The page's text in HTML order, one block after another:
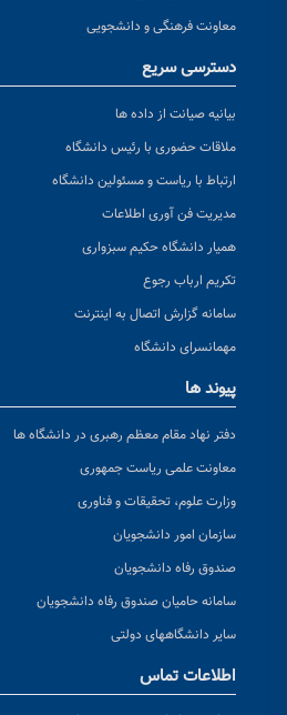
معاونت فرهنگی و دانشجویی
دسترسی سریع
بیانیه صیانت از داده ها
ملاقات حضوری با رئیس دانشگاه
ارتباط با ریاست و مسئولین دانشگاه
مدیریت فن آوری اطلاعات
همیار دانشگاه حکیم سبزواری
تکریم ارباب رجوع
سامانه گزارش اتصال به اینترنت
مهمانسرای دانشگاه
پیوند ها
دفتر نهاد مقام معظم رهبری در دانشگاه ها
معاونت علمی ریاست جمهوری
وزارت علوم، تحقیقات و فناوری
سازمان امور دانشجویان
صندوق رفاه دانشجویان
سامانه حامیان صندوق رفاه دانشجویان
سایر دانشگاههای دولتی
اطلاعات تماس